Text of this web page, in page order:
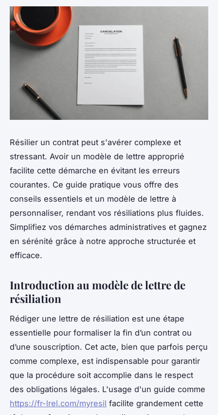
Résilier un contrat peut s'avérer complexe et
stressant. Avoir un modèle de lettre approprié
facilite cette démarche en évitant les erreurs
courantes. Ce guide pratique vous offre des
conseils essentiels et un modèle de lettre à
personnaliser, rendant vos résiliations plus fluides.
Simplifiez vos démarches administratives et gagnez
en sérénité grâce à notre approche structurée et
efficace.
Introduction au modèle de lettre de
résiliation
Rédiger une lettre de résiliation est une étape
essentielle pour formaliser la fin d’un contrat ou
d’une souscription. Cet acte, bien que parfois perçu
comme complexe, est indispensable pour garantir
que la procédure soit accomplie dans le respect
des obligations légales. L'usage d'un guide comme
https://fr-lrel.com/myresil facilite grandement cette